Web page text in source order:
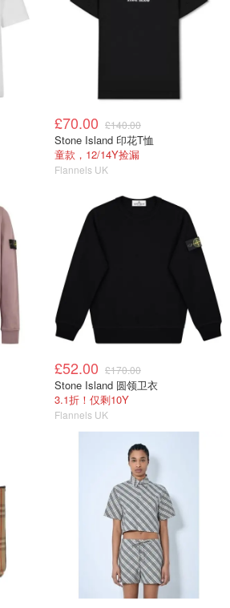
£70.00 £140.00
Stone Island 印花T恤
童款，12/14Y捡漏
Flannels UK
£52.00 £170.00
Stone Island 圆领卫衣
3.1折！仅剩10Y
Flannels UK